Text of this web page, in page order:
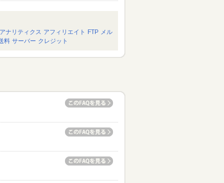
アナリティクス アフィリエイト FTP メル
料 サーバー クレジット